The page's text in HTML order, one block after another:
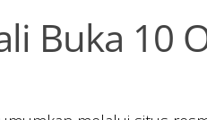
Buka 10